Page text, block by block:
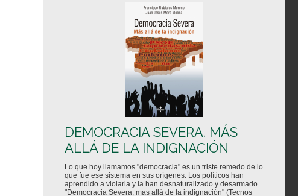
DEMOCRACIA SEVERA. MÁS
ALLÁ DE LA INDIGNACIÓN
Lo que hoy llamamos "democracia" es un triste remedo de lo
que fue ese sistema en sus orígenes. Los políticos han
aprendido a violarla y la han desnaturalizado y desarmado.
"Democracia Severa, mas allá de la indignación" (Tecnos